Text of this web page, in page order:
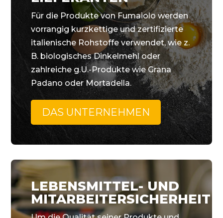
Für die Produkte von Fumaiolo werden
vorrangig kurzkettige und zertifizierte
italienische Rohstoffe verwendet, wie z.
B. biologisches Dinkelmehl oder
zahlreiche g.U.-Produkte wie Grana
Padano oder Mortadella.
DAS UNTERNEHMEN
LEBENSMITTEL- UND
MITARBEITERSICHERHEIT